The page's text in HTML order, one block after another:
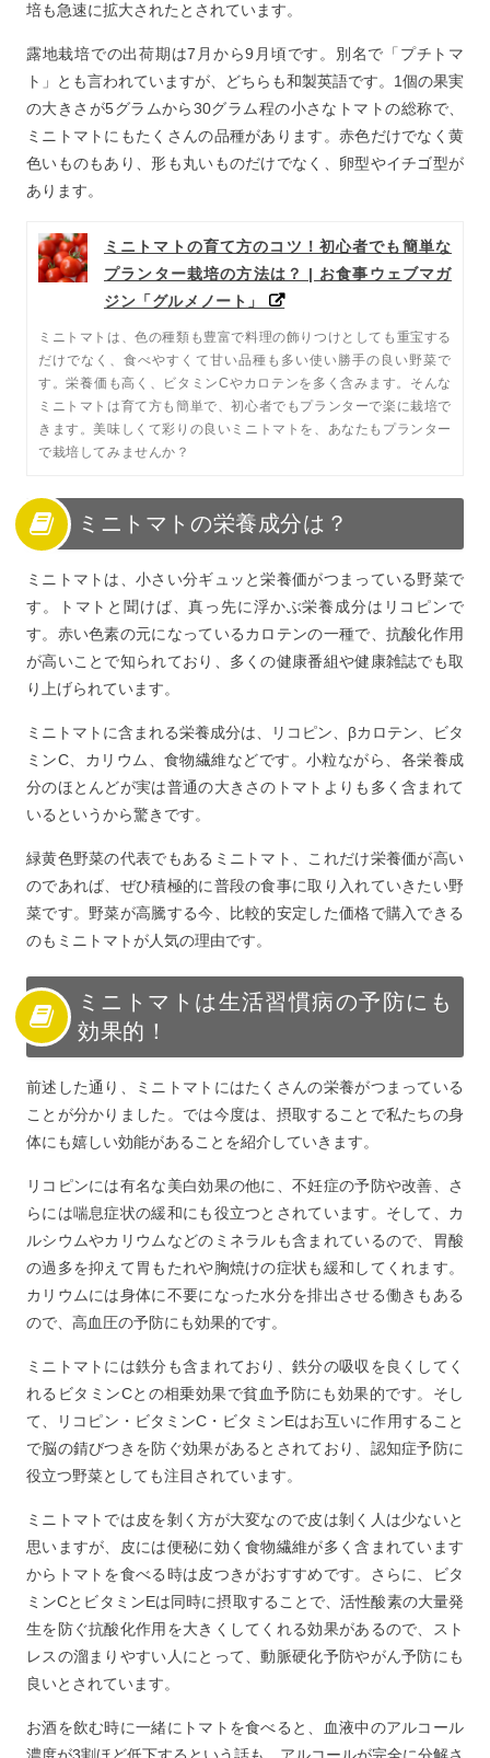
培も急速に拡大されたとされています。
露地栽培での出荷期は7月から9月頃です。別名で「プチトマ
ト」とも言われていますが、どちらも和製英語です。1個の果実
の大きさが5グラムから30グラム程の小さなトマトの総称で、
ミニトマトにもたくさんの品種があります。赤色だけでなく黄
色いものもあり、形も丸いものだけでなく、卵型やイチゴ型が
あります。
ミニトマトの育て方のコツ！初心者でも簡単な
プランター栽培の方法は？ | お食事ウェブマガ
ジン「グルメノート」
ミニトマトは、色の種類も豊富で料理の飾りつけとしても重宝する
だけでなく、食べやすくて甘い品種も多い使い勝手の良い野菜で
す。栄養価も高く、ビタミンCやカロテンを多く含みます。そんな
ミニトマトは育て方も簡単で、初心者でもプランターで楽に栽培で
きます。美味しくて彩りの良いミニトマトを、あなたもプランター
で栽培してみませんか？
ミニトマトの栄養成分は？
ミニトマトは、小さい分ギュッと栄養価がつまっている野菜で
す。トマトと聞けば、真っ先に浮かぶ栄養成分はリコピンで
す。赤い色素の元になっているカロテンの一種で、抗酸化作用
が高いことで知られており、多くの健康番組や健康雑誌でも取
り上げられています。
ミニトマトに含まれる栄養成分は、リコピン、βカロテン、ビタ
ミンC、カリウム、食物繊維などです。小粒ながら、各栄養成
分のほとんどが実は普通の大きさのトマトよりも多く含まれて
いるというから驚きです。
緑黄色野菜の代表でもあるミニトマト、これだけ栄養価が高い
のであれば、ぜひ積極的に普段の食事に取り入れていきたい野
菜です。野菜が高騰する今、比較的安定した価格で購入できる
のもミニトマトが人気の理由です。
ミニトマトは生活習慣病の予防にも
効果的！
前述した通り、ミニトマトにはたくさんの栄養がつまっている
ことが分かりました。では今度は、摂取することで私たちの身
体にも嬉しい効能があることを紹介していきます。
リコピンには有名な美白効果の他に、不妊症の予防や改善、さ
らには喘息症状の緩和にも役立つとされています。そして、カ
ルシウムやカリウムなどのミネラルも含まれているので、胃酸
の過多を抑えて胃もたれや胸焼けの症状も緩和してくれます。
カリウムには身体に不要になった水分を排出させる働きもある
ので、高血圧の予防にも効果的です。
ミニトマトには鉄分も含まれており、鉄分の吸収を良くしてく
れるビタミンCとの相乗効果で貧血予防にも効果的です。そし
て、リコピン・ビタミンC・ビタミンEはお互いに作用すること
で脳の錆びつきを防ぐ効果があるとされており、認知症予防に
役立つ野菜としても注目されています。
ミニトマトでは皮を剝く方が大変なので皮は剝く人は少ないと
思いますが、皮には便秘に効く食物繊維が多く含まれています
からトマトを食べる時は皮つきがおすすめです。さらに、ビタ
ミンCとビタミンEは同時に摂取することで、活性酸素の大量発
生を防ぐ抗酸化作用を大きくしてくれる効果があるので、スト
レスの溜まりやすい人にとって、動脈硬化予防やがん予防にも
良いとされています。
お酒を飲む時に一緒にトマトを食べると、血液中のアルコール